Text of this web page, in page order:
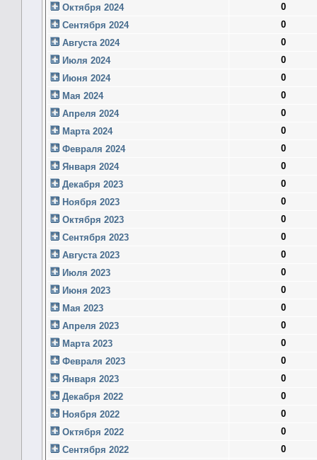
Октября 2024
0
Сентября 2024
0
Августа 2024
0
Июля 2024
0
Июня 2024
0
Мая 2024
0
Апреля 2024
0
Марта 2024
0
Февраля 2024
0
Января 2024
0
Декабря 2023
0
Ноября 2023
0
Октября 2023
0
Сентября 2023
0
Августа 2023
0
Июля 2023
0
Июня 2023
0
Мая 2023
0
Апреля 2023
0
Марта 2023
0
Февраля 2023
0
Января 2023
0
Декабря 2022
0
Ноября 2022
0
Октября 2022
0
Сентября 2022
0